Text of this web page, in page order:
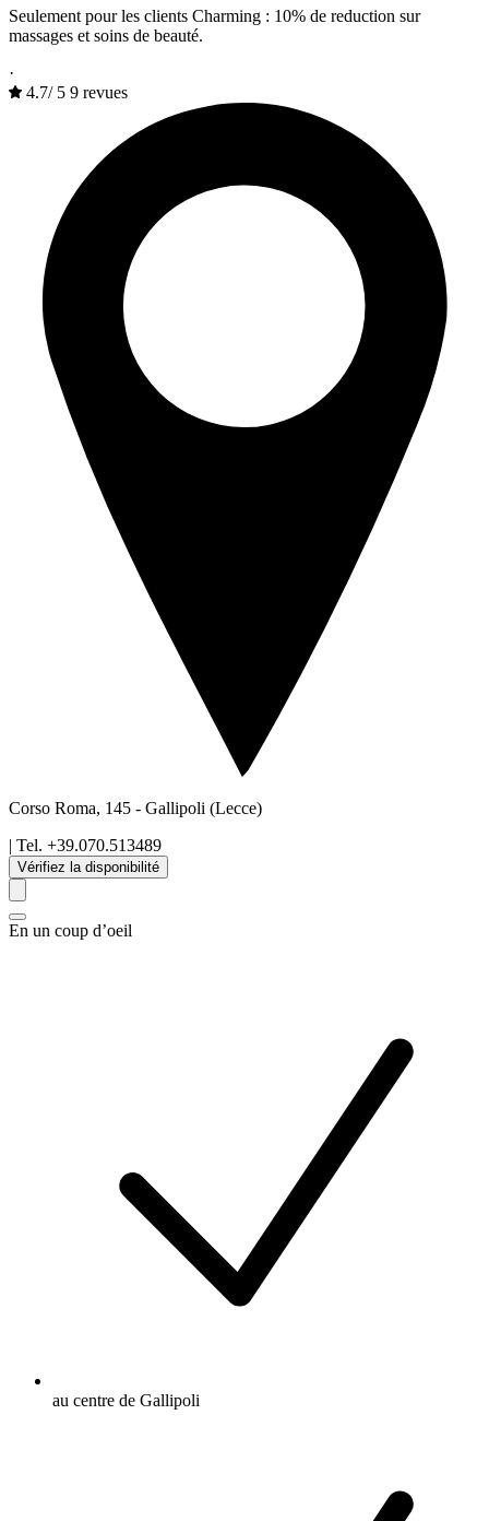
Seulement pour les clients Charming : 10% de reduction sur
massages et soins de beauté.
·
4.7/ 5 9 revues
Corso Roma, 145 - Gallipoli (Lecce)
| Tel. +39.070.513489
Vérifiez la disponibilité
En un coup d’oeil
au centre de Gallipoli